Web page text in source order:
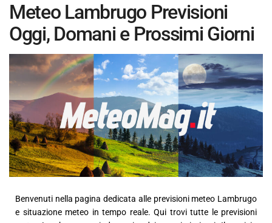
Meteo Lambrugo Previsioni
Oggi, Domani e Prossimi Giorni
Benvenuti nella pagina dedicata alle previsioni meteo Lambrugo
e situazione meteo in tempo reale. Qui trovi tutte le previsioni